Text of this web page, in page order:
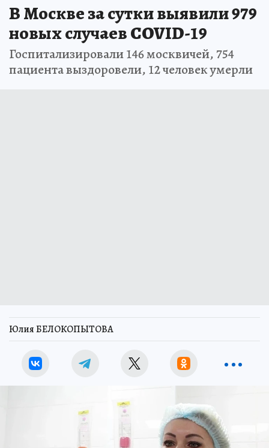
В Москве за сутки выявили 979
новых случаев COVID-19
Госпитализировали 146 москвичей, 754
пациента выздоровели, 12 человек умерли
Юлия БЕЛОКОПЫТОВА